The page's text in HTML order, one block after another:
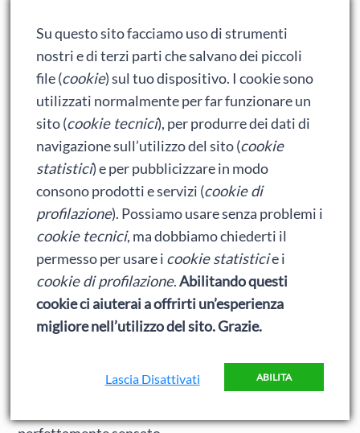
stupidate sul perché non sarebbe stato pubblicato
in cartaceo: il primo aveva venduto malissimo e il
secondo di conseguenza non lo avevano voluto i
librai, tant’è che per trovarlo bisogna cercarlo, a
fatica, nelle librerie di catena Mondadori obbligate a
tenerne almeno una copia… in queste condizioni
nessuno avrebbe mai voluto il terzo.
E pochissimi lo avrebbero letto visto che in digitale,
nonostante i vari tizi che si proclamavano fan e
amici di GL e che hanno sbraitato come ossessi
quando ilWunderkind 3venne annunciato senza
cartaceo, lo hanno letto in così pochi chesolo in
quattro(amichetti inclusi) lo hanno aggiunto su
autopubblicato con un minimo di successo come
Assault Fairiesne ha 103, il motivo per cui la
Su questo sito facciamo uso di strumenti
nostri e di terzi parti che salvano dei piccoli
file (cookie) sul tuo dispositivo. I cookie sono
utilizzati normalmente per far funzionare un
sito (cookie tecnici), per produrre dei dati di
navigazione sull’utilizzo del sito (cookie
statistici) e per pubblicizzare in modo
consono prodotti e servizi (cookie di
profilazione). Possiamo usare senza problemi i
cookie tecnici, ma dobbiamo chiederti il
permesso per usare i cookie statisticie i
cookie di profilazione.Abilitando questi
cookie ci aiuterai a offrirti un’esperienza
migliore nell’utilizzo del sito. Grazie.
ABILITA
Lascia Disattivati